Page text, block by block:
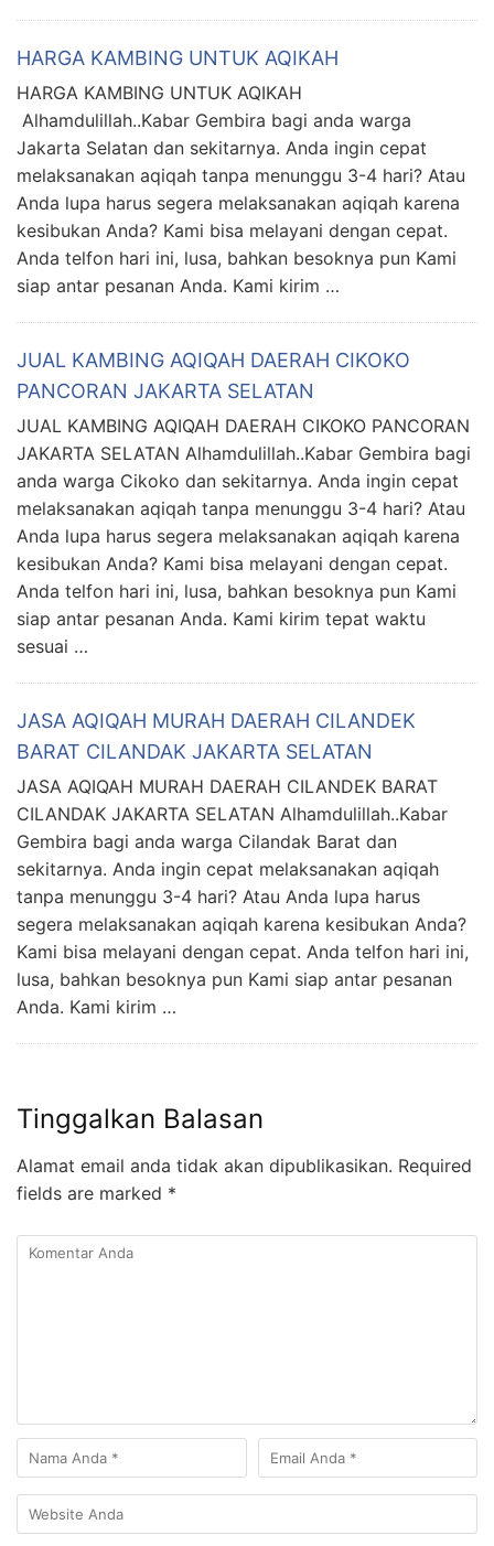
HARGA KAMBING UNTUK AQIKAH
HARGA KAMBING UNTUK AQIKAH
Alhamdulillah..Kabar Gembira bagi anda warga
Jakarta Selatan dan sekitarnya. Anda ingin cepat
melaksanakan aqiqah tanpa menunggu 3-4 hari? Atau
Anda lupa harus segera melaksanakan aqiqah karena
kesibukan Anda? Kami bisa melayani dengan cepat.
Anda telfon hari ini, lusa, bahkan besoknya pun Kami
siap antar pesanan Anda. Kami kirim …
JUAL KAMBING AQIQAH DAERAH CIKOKO
PANCORAN JAKARTA SELATAN
JUAL KAMBING AQIQAH DAERAH CIKOKO PANCORAN
JAKARTA SELATAN Alhamdulillah..Kabar Gembira bagi
anda warga Cikoko dan sekitarnya. Anda ingin cepat
melaksanakan aqiqah tanpa menunggu 3-4 hari? Atau
Anda lupa harus segera melaksanakan aqiqah karena
kesibukan Anda? Kami bisa melayani dengan cepat.
Anda telfon hari ini, lusa, bahkan besoknya pun Kami
siap antar pesanan Anda. Kami kirim tepat waktu
sesuai …
JASA AQIQAH MURAH DAERAH CILANDEK
BARAT CILANDAK JAKARTA SELATAN
JASA AQIQAH MURAH DAERAH CILANDEK BARAT
CILANDAK JAKARTA SELATAN Alhamdulillah..Kabar
Gembira bagi anda warga Cilandak Barat dan
sekitarnya. Anda ingin cepat melaksanakan aqiqah
tanpa menunggu 3-4 hari? Atau Anda lupa harus
segera melaksanakan aqiqah karena kesibukan Anda?
Kami bisa melayani dengan cepat. Anda telfon hari ini,
lusa, bahkan besoknya pun Kami siap antar pesanan
Anda. Kami kirim …
Tinggalkan Balasan
Alamat email anda tidak akan dipublikasikan. Required
fields are marked *